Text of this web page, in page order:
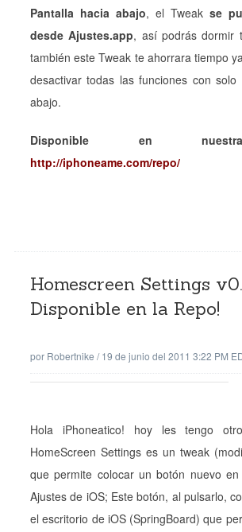
Pantalla hacia abajo, el Tweak se
desde Ajustes.app, así podrás dormir
también este Tweak te ahorrara tiempo
desactivar todas las funciones con solo
abajo.
Disponible en
http://iphoneame.com/repo/
Homescreen Settings
Disponible en la Repo!
por Robertnike /19 de junio del 2011 3:22 PM
Hola iPhoneatico! hoy les tengo
HomeScreen Settings es un tweak
que permite colocar un botón nuevo
Ajustes de iOS; Este botón, al pulsarlo,
el escritorio de iOS (SpringBoard) que